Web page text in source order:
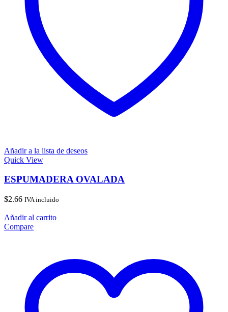
Añadir a la lista de deseos
Quick View
ESPUMADERA OVALADA
$2.66 IVA incluido
Añadir al carrito
Compare